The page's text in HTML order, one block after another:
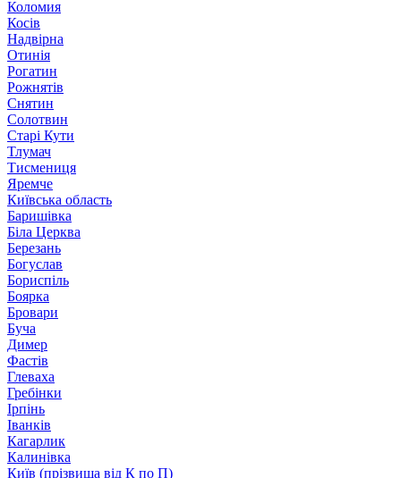
Коломия
Косів
Надвірна
Отинія
Рогатин
Рожнятів
Снятин
Солотвин
Старі Кути
Тлумач
Тисмениця
Яремче
Київська область
Баришівка
Біла Церква
Березань
Богуслав
Бориспіль
Боярка
Бровари
Буча
Димер
Фастів
Глеваха
Гребінки
Ірпінь
Іванків
Кагарлик
Калинівка
Київ (прізвища від К по П)